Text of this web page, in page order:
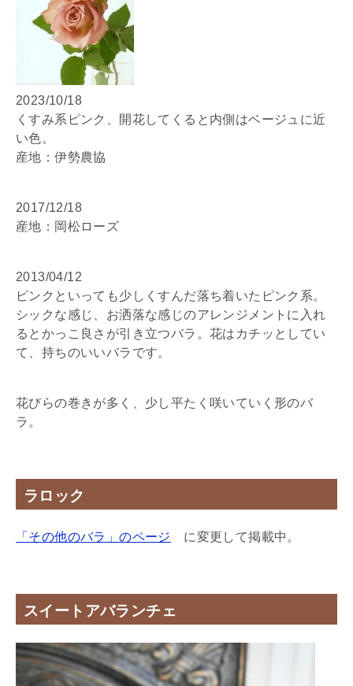
2023/10/18
くすみ系ピンク、開花してくると内側はベージュに近
い色。
産地：伊勢農協
2017/12/18
産地：岡松ローズ
2013/04/12
ピンクといっても少しくすんだ落ち着いたピンク系。
シックな感じ、お洒落な感じのアレンジメントに入れ
るとかっこ良さが引き立つバラ。花はカチッとしてい
て、持ちのいいバラです。
花びらの巻きが多く、少し平たく咲いていく形のバ
ラ。
ラロック
「その他のバラ」のページ に変更して掲載中。
スイートアバランチェ